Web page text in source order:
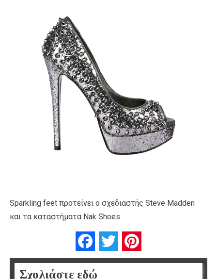
Sparkling feet προτείνει ο σχεδιαστής Steve Madden
και τα καταστήματα Nak Shoes.
FacebookTwitter
Σχολιάστε εδώ